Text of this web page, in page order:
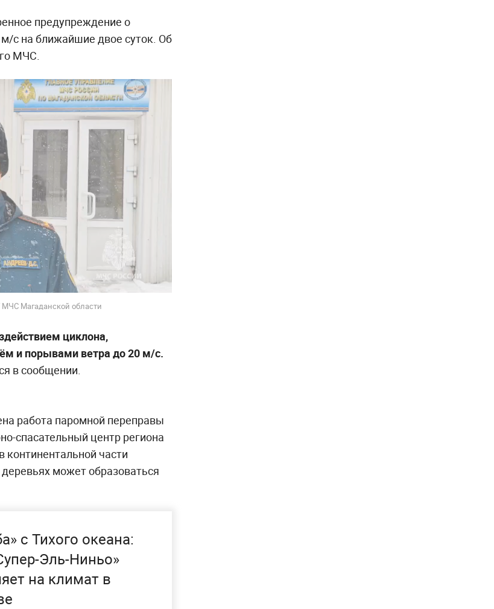
предупреждение о
с на ближайшие двое суток. Об
МЧС.
Магаданской области
циклона,
и порывами ветра до 20 м/с.
в сообщении.
работа паромной переправы
спасательный центр региона
части
может образоваться
с Тихого океана:
Эль-Ниньо»
на климат в